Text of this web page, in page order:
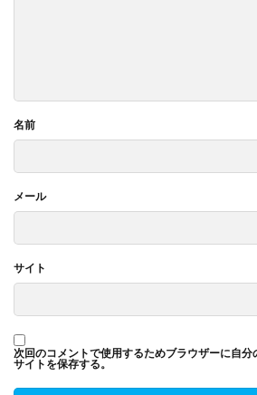
名前
メール
サイト
次回のコメントで使用するためブラウザーに自分
サイトを保存する。